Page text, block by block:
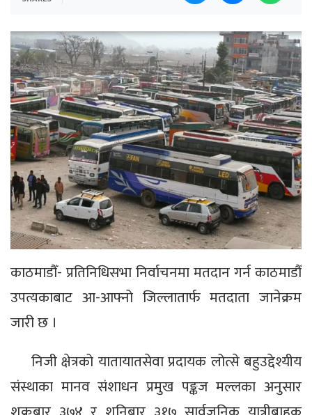
काठमाडौँ- प्रतिनिधिसभा निर्वाचनमा मतदान गर्न काठमाडौँ
उपत्यकाबाट आ-आफ्नो जिल्लातार्फ मतदाता जानेक्रम
जारी छ ।
निजी क्षेत्रको यातायातसेवा प्रदायक लोत्से बहुउद्देश्यीय
संस्थाका मानव संशाधन प्रमुख पङ्कज मल्लका अनुसार